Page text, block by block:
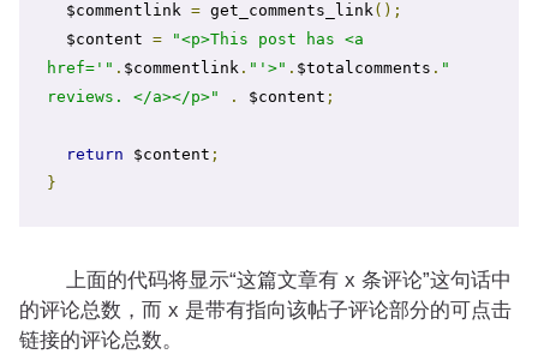
  $commentlink
= get_comments_link();
  $content
=
"<p>This post has <a
href='" . $commentlink. "'>" . $totalcomments . "
reviews. </a></p>"
. $content ;
return $content ;
}
上面的代码将显示“这篇文章有 x 条评论”这句话中
的评论总数，而 x 是带有指向该帖子评论部分的可点击
链接的评论总数。